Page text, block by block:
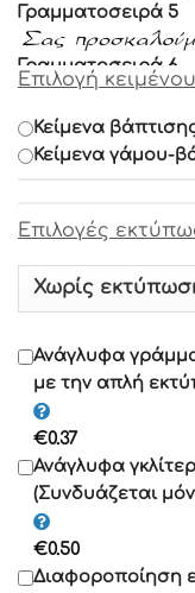
Γραμματοσειρά 5
Γραμματοσειρά 6
Γραμματοσειρά 7
Γραμματοσειρά 9
Γραμματοσειρά 10
Γραμματοσειρά 11
Γραμματοσειρά 12
Γραμματοσειρά 13
Γραμματοσειρά 14
Γραμματοσειρά 15
Επιλογή κειμένου
Κείμενα
Κείμενα γάμου-
Eπιλογές
Ανάγλυφα
με την απλή
€0.37
Ανάγλυφα
(Συνδυάζεται
€0.50
Διαφοροποίηση